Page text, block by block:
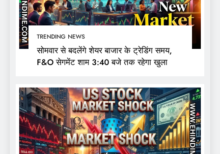
TRENDING NEWS
सोमवार से बदलेंगे शेयर बाजार के ट्रेडिंग समय,
F&O सेगमेंट शाम 3:40 बजे तक रहेगा खुला